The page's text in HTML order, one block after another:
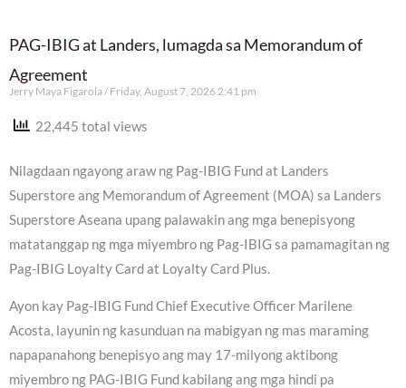
PAG-IBIG at Landers, lumagda sa Memorandum of
Agreement
Jerry Maya Figarola Friday, August 7, 2026 2:41 pm
22,445 total views
Nilagdaan ngayong araw ng Pag-IBIG Fund at Landers
Superstore ang Memorandum of Agreement (MOA) sa Landers
Superstore Aseana upang palawakin ang mga benepisyong
matatanggap ng mga miyembro ng Pag-IBIG sa pamamagitan ng
Pag-IBIG Loyalty Card at Loyalty Card Plus.
Ayon kay Pag-IBIG Fund Chief Executive Officer Marilene
Acosta, layunin ng kasunduan na mabigyan ng mas maraming
napapanahong benepisyo ang may 17-milyong aktibong
miyembro ng PAG-IBIG Fund kabilang ang mga hindi pa